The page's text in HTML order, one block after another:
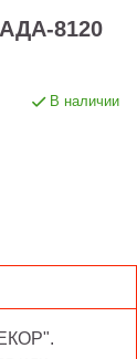
8120
В наличии